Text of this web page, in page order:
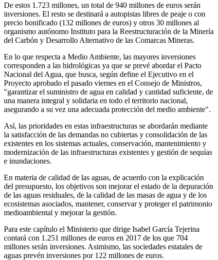
De estos 1.723 millones, un total de 940 millones de euros serán
inversiones. El resto se destinará a autopistas libres de peaje o con
precio bonificado (132 millones de euros) y otros 30 millones al
organismo autónomo Instituto para la Reestructuración de la Minería
del Carbón y Desarrollo Alternativo de las Comarcas Mineras.
En lo que respecta a Medio Ambiente, las mayores inversiones
corresponden a las hidrológicas ya que se prevé abordar el Pacto
Nacional del Agua, que busca, según define el Ejecutivo en el
Proyecto aprobado el pasado viernes en el Consejo de Ministros,
"garantizar el suministro de agua en calidad y cantidad suficiente, de
una manera integral y solidaria en todo el territorio nacional,
asegurando a su vez una adecuada protección del medio ambiente".
Así, las prioridades en estas infraestructuras se abordarán mediante
la satisfacción de las demandas no cubiertas y consolidación de las
existentes en los sistemas actuales, conservación, mantenimiento y
modernización de las infraestructuras existentes y gestión de sequías
e inundaciones.
En materia de calidad de las aguas, de acuerdo con la explicación
del presupuesto, los objetivos son mejorar el estado de la depuración
de las aguas residuales, de la calidad de las masas de agua y de los
ecosistemas asociados, mantener, conservar y proteger el patrimonio
medioambiental y mejorar la gestión.
Para este capítulo el Ministerio que dirige Isabel García Tejerina
contará con 1.251 millones de euros en 2017 de los que 704
millones serán inversiones. Asimismo, las sociedades estatales de
aguas prevén inversiones por 122 millones de euros.